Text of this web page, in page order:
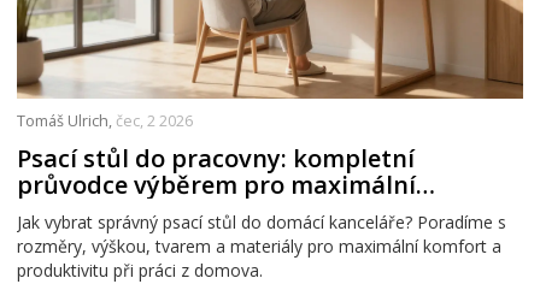
Tomáš Ulrich, čec, 2 2026
Psací stůl do pracovny: kompletní
průvodce výběrem pro maximální
produktivitu
Jak vybrat správný psací stůl do domácí kanceláře? Poradíme s
rozměry, výškou, tvarem a materiály pro maximální komfort a
produktivitu při práci z domova.